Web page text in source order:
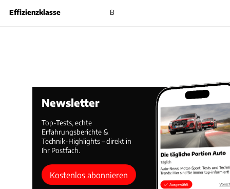
Effizienzklasse B
Newsletter
Top-Tests, echte
Erfahrungsberichte &
Technik-Highlights – direkt in
Ihr Postfach.
Kostenlos abonnieren